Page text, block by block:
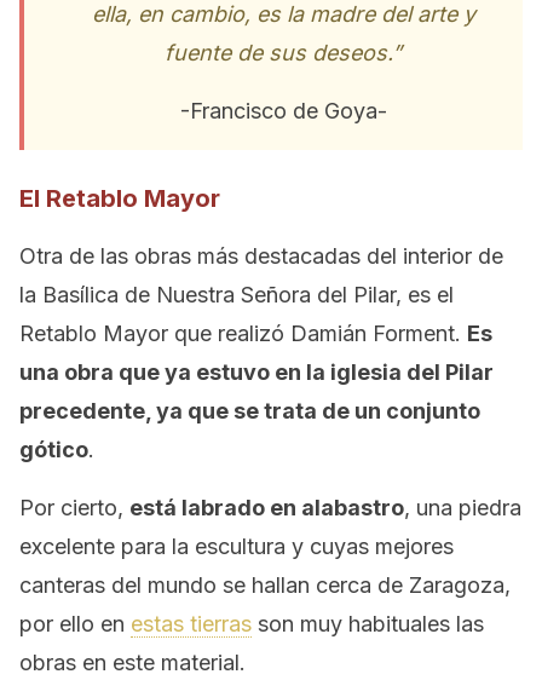
ella, en cambio, es la madre del arte y
fuente de sus deseos.”
-Francisco de Goya-
El Retablo Mayor
Otra de las obras más destacadas del interior de
la Basílica de Nuestra Señora del Pilar, es el
Retablo Mayor que realizó Damián Forment. Es
una obra que ya estuvo en la iglesia del Pilar
precedente, ya que se trata de un conjunto
gótico.
Por cierto, está labrado en alabastro, una piedra
excelente para la escultura y cuyas mejores
canteras del mundo se hallan cerca de Zaragoza,
por ello en estas tierras son muy habituales las
obras en este material.